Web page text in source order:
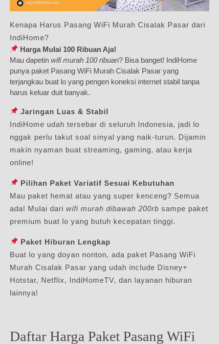
Kenapa Harus Pasang WiFi Murah Cisalak Pasar dari
IndiHome?
Harga Mulai 100 Ribuan Aja!
Mau dapetin wifi murah 100 ribuan? Bisa banget! IndiHome
punya paket Pasang WiFi Murah Cisalak Pasar yang
terjangkau buat lo yang pengen koneksi internet stabil tanpa
harus keluar duit banyak.
Jaringan Luas & Stabil
IndiHome udah tersebar di seluruh Indonesia, jadi lo
nggak perlu takut soal sinyal yang naik-turun. Dijamin
makin nyaman buat streaming, gaming, atau kerja
online!
Pilihan Paket Variatif Sesuai Kebutuhan
Mau paket hemat atau yang super kenceng? Semua
ada! Mulai dari wifi murah dibawah 200rb sampe paket
premium buat lo yang butuh kecepatan tinggi.
Paket Hiburan Lengkap
Buat lo yang doyan nonton, ada paket Pasang WiFi
Murah Cisalak Pasar yang udah include Disney+
Hotstar, Netflix, IndiHomeTV, dan layanan hiburan
lainnya!
Daftar Harga Paket Pasang WiFi